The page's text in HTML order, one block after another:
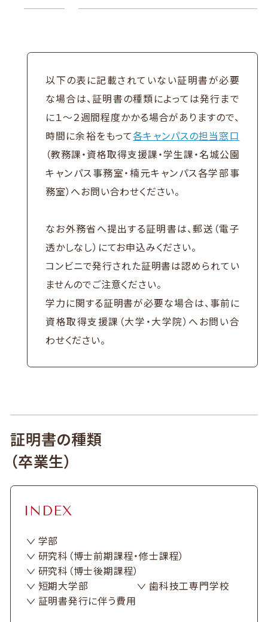
以下の表に記載されていない証明書が必要
な場合は、証明書の種類によっては発行まで
に１～２週間程度かかる場合がありますので、
時間に余裕をもって各キャンパスの担当窓口
（教務課・資格取得支援課・学生課・名城公園
キャンパス事務室・楠元キャンパス各学部事
務室）へお問い合わせください。
なお外務省へ提出する証明書は、郵送（電子
透かしなし）にてお申込みください。
コンビニで発行された証明書は認められてい
ませんのでご注意ください。
学力に関する証明書が必要な場合は、事前に
資格取得支援課（大学・大学院）へお問い合
わせください。
証明書の種類
（卒業生）
INDEX
学部
研究科（博士前期課程・修士課程）
研究科（博士後期課程）
短期大学部
歯科技工専門学校
証明書発行に伴う費用